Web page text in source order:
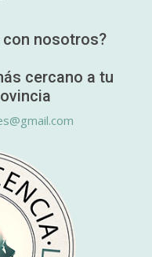
nosotros?
cercano a tu